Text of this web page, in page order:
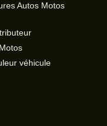
Autos Motos
véhicule